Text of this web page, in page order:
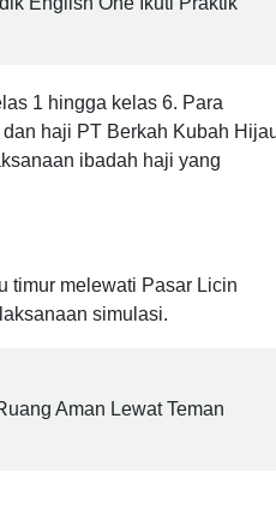
1 hingga kelas 6. Para
haji PT Berkah Kubah Hijau.
simulasi.